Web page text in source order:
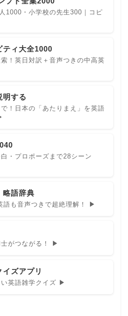
1000・小学校の先生300｜コピ
ティ大全1000
！英日対訳＋音声つきの中高英
明する
！日本の「あたりまえ」を英語
・プロポーズまで28シーン
略語辞典
語も音声つきで超絶理解！ ▶
がつながる！ ▶
ズアプリ
い英語雑学クイズ ▶